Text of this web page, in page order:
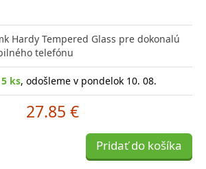
Hardy Tempered Glass pre dokonalú
telefónu
ks, odošleme v pondelok 10. 08.
27.85 €
Pridať do košíka